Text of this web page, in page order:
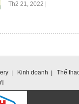
Th2 21, 2022 |
Kinh doanh Thể